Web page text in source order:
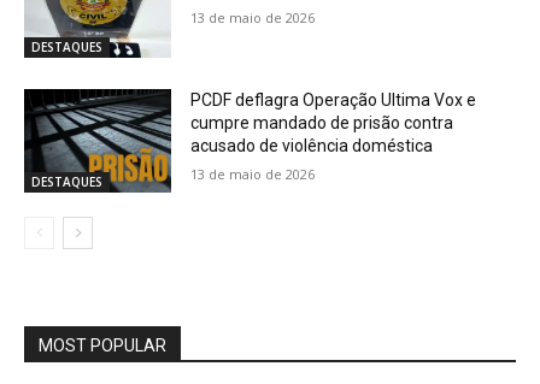
DESTAQUES
13 de maio de 2026
DESTAQUES
PCDF deflagra Operação Ultima Vox e
cumpre mandado de prisão contra
acusado de violência doméstica
13 de maio de 2026
MOST POPULAR